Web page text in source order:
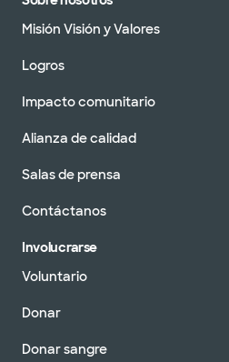
Misión Visión y Valores
Logros
Impacto comunitario
Alianza de calidad
Salas de prensa
Contáctanos
Involucrarse
Voluntario
Donar
Donar sangre